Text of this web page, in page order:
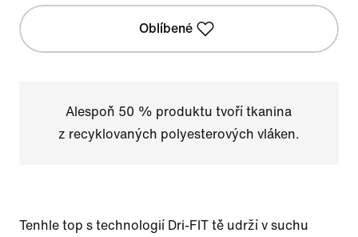
Oblíbené
Alespoň 50 % produktu tvoří tkanina
z recyklovaných polyesterových vláken.
Tenhle top s technologií Dri-FIT tě udrží v suchu